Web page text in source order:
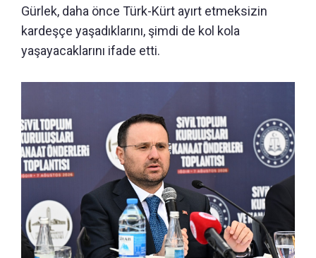
Gürlek, daha önce Türk-Kürt ayırt etmeksizin
kardeşçe yaşadıklarını, şimdi de kol kola
yaşayacaklarını ifade etti.